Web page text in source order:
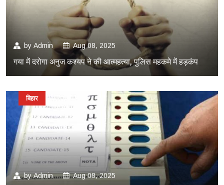
by Admin Aug 08, 2025
गया में दरोगा अनुज कश्यप ने की आत्महत्या, पुलिस महकमे में हड़कंप
byAdmin Aug 08, 2025
बिहार